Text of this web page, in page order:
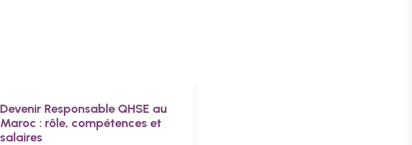
Devenir Responsable QHSE au
Maroc : rôle, compétences et
salaires